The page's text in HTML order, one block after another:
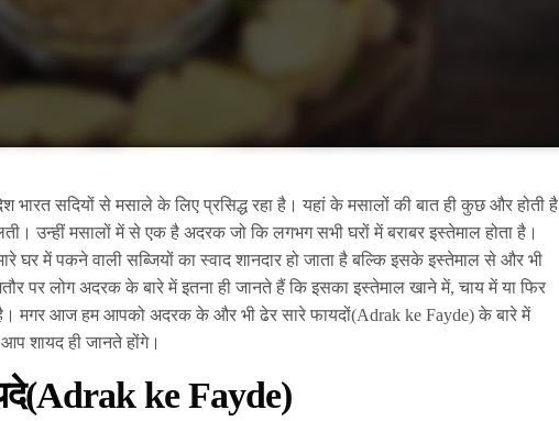
भारत सदियों से मसाले के लिए प्रसिद्ध रहा है। यहां के मसालों की बात ही कुछ और होती है
उन्हीं मसालों में से एक है अदरक जो कि लगभग सभी घरों में बराबर इस्तेमाल होता है।
घर में पकने वाली सब्जियों का स्वाद शानदार हो जाता है बल्कि इसके इस्तेमाल से और भी
पर लोग अदरक के बारे में इतना ही जानते हैं कि इसका इस्तेमाल खाने में, चाय में या फिर
मगर आज हम आपको अदरक के और भी ढेर सारे फायदों(Adrak ke Fayde) के बारे में
शायद ही जानते होंगे।
ke Fayde)